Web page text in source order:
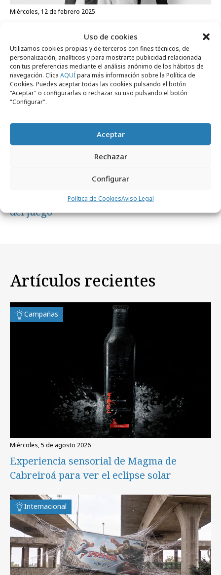
Uso de cookies
Utilizamos cookies propias y de terceros con fines técnicos, de
personalización, analíticos y para mostrarte publicidad relacionada
con tus preferencias mediante el análisis anónimo de los hábitos de
navegación. Clica AQUÍpara más información sobre la Política de
Cookies. Puedes aceptar todas las cookies pulsando el botón
"Aceptar" o configurarlas o rechazar su uso pulsando el botón
"Configurar".
Aceptar
Rechazar
Configurar
Política de CookiesAviso Legal
miércoles, 12 de febrero 2025
pensamiento global
Agencias
Melic: creatividad que cambia las reglas
del juego
Artículos recientes
Campañas
miércoles, 5 de agosto 2026
Experiencia sensorial de Magma de
Cabreiroá para ver el eclipse solar
Internacional